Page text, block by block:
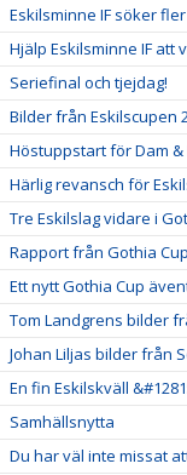
Eskilsminne IF söker
Hjälp Eskilsminne IF att
Seriefinal och tjejdag!
Bilder från Eskilscupen
Höstuppstart för Dam &
Härlig revansch för
Tre Eskilslag vidare i
Rapport från Gothia Cup
Ett nytt Gothia Cup
Tom Landgrens bilder
Johan Liljas bilder från
En fin Eskilskväll
Samhällsnytta
Du har väl inte missat